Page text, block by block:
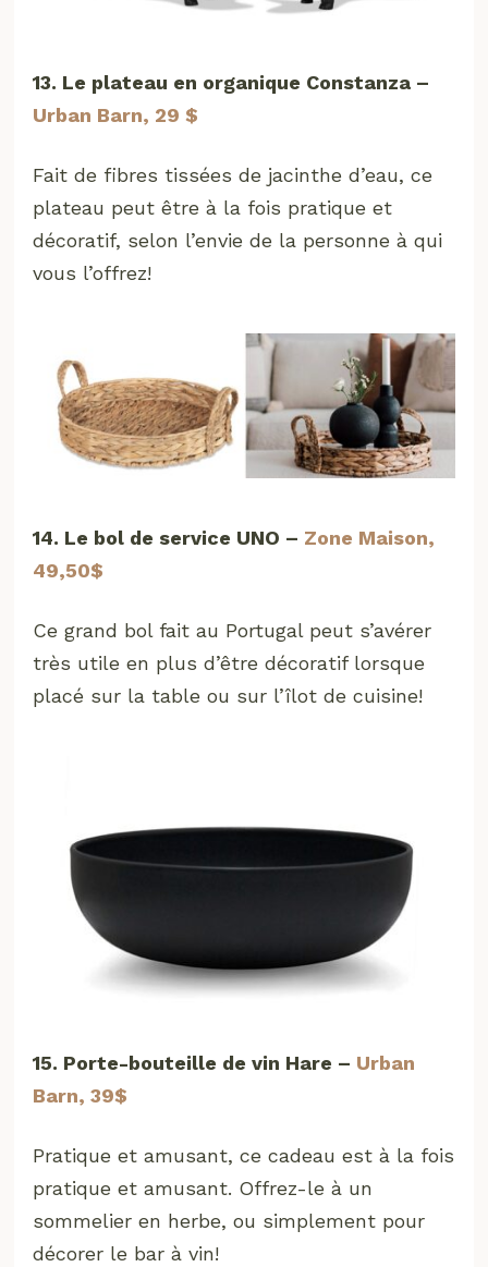
13. Le plateau en organique Constanza –
Urban Barn, 29 $
Fait de fibres tissées de jacinthe d’eau, ce
plateau peut être à la fois pratique et
décoratif, selon l’envie de la personne à qui
vous l’offrez!
14. Le bol de service UNO – Zone Maison,
49,50$
Ce grand bol fait au Portugal peut s’avérer
très utile en plus d’être décoratif lorsque
placé sur la table ou sur l’îlot de cuisine!
15. Porte-bouteille de vin Hare – Urban
Barn, 39$
Pratique et amusant, ce cadeau est à la fois
pratique et amusant. Offrez-le à un
sommelier en herbe, ou simplement pour
décorer le bar à vin!